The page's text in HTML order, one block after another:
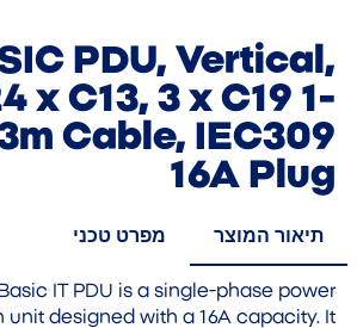
PDU, Vertical,
x C13, 3 x C19 1-
Cable, IEC309
16A Plug
תיאור המוצר מפרט טכני
IT PDU is a single-phase power
unit designed with a 16A capacity. It